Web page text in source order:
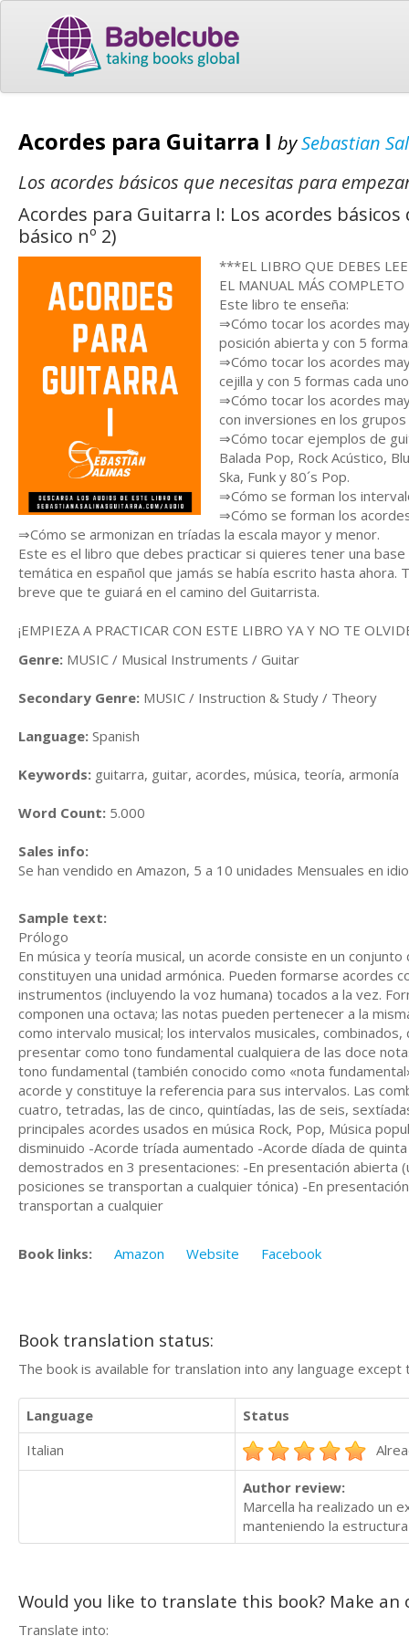
Acordes para Guitarra I bySebastian
Los acordes básicos que necesitas para
Acordes para Guitarra I: Los acordes
básico nº 2)
***EL LIBRO QUE DEBES
EL MANUAL MÁS COMPLETO
Este libro te enseña:
⇒Cómo tocar los acordes
posición abierta y con 5
⇒Cómo tocar los acordes
cejilla y con 5 formas cada
⇒Cómo tocar los acordes
con inversiones en los
⇒Cómo tocar ejemplos de
Balada Pop, Rock Acústico,
Ska, Funk y 80´s Pop.
⇒Cómo se forman los
⇒Cómo se forman los
⇒Cómo se armonizan en tríadas la escala mayor y menor.
Este es el libro que debes practicar si quieres tener una
temática en español que jamás se había escrito hasta
breve que te guiará en el camino del Guitarrista.
¡EMPIEZA A PRACTICAR CON ESTE LIBRO YA Y NO TE
Genre: MUSIC / Musical Instruments / Guitar
Secondary Genre: MUSIC / Instruction & Study / Theory
Language: Spanish
Keywords: guitarra, guitar, acordes, música, teoría, armonía
Word Count: 5.000
Sales info:
Se han vendido en Amazon, 5 a 10 unidades Mensuales en
Sample text:
Prólogo
En música y teoría musical, un acorde consiste en un
constituyen una unidad armónica. Pueden formarse acordes
instrumentos (incluyendo la voz humana) tocados a la vez.
componen una octava; las notas pueden pertenecer a la
como intervalo musical; los intervalos musicales,
presentar como tono fundamental cualquiera de las doce
tono fundamental (también conocido como «nota
acorde y constituye la referencia para sus intervalos. Las
cuatro, tetradas, las de cinco, quintíadas, las de seis,
principales acordes usados en música Rock, Pop, Música
disminuido -Acorde tríada aumentado -Acorde díada de
demostrados en 3 presentaciones: -En presentación abierta
posiciones se transportan a cualquier tónica) -En
transportan a cualquier
Book links: Amazon Website Facebook
Book translation status:
The book is available for translation into any language
Language
Status
Italian
Author review:
Marcella ha realizado un
manteniendo la
Would you like to translate this book? Make
Translate into: